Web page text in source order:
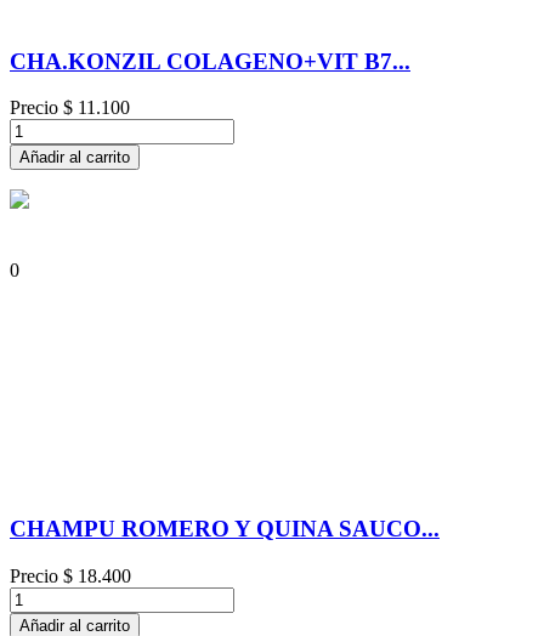
CHA.KONZIL COLAGENO+VIT B7...
Precio $ 11.100
Añadir al carrito
0
CHAMPU ROMERO Y QUINA SAUCO...
Precio $ 18.400
Añadir al carrito